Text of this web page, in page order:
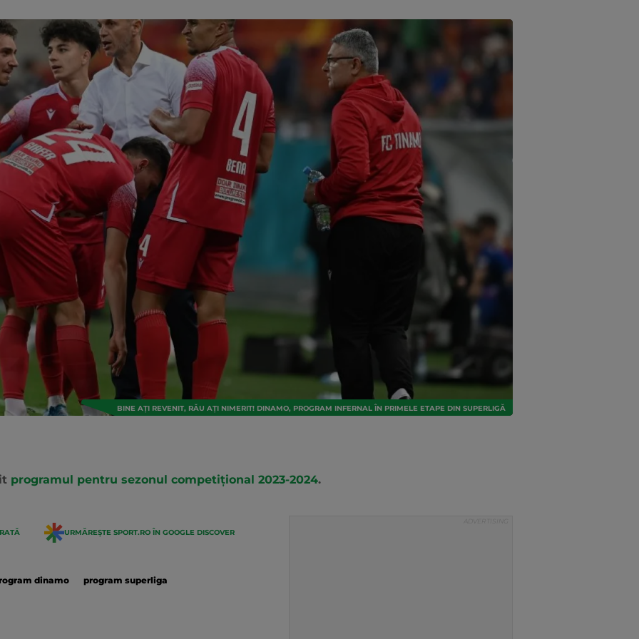
BINE AȚI REVENIT, RĂU AȚI NIMERIT! DINAMO, PROGRAM INFERNAL ÎN PRIMELE ETAPE DIN SUPERLIGĂ
programul pentru sezonul competițional 2023-2024.
URMĂREȘTE SPORT.RO ÎN GOOGLE DISCOVER
dinamo program superliga